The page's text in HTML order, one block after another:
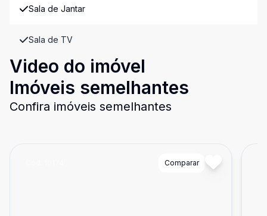
Sala de Jantar
Sala de TV
Video do imóvel
Imóveis semelhantes
Confira imóveis semelhantes
Comparar